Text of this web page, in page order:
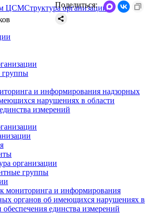
ЦСМСтруктура организации
Поделиться:
группы
и информирования надзорных
нарушениях в области
измерений
организации
группы
мониторинга и информирования
органов об имеющихся нарушениях в
обеспечения единства измерений